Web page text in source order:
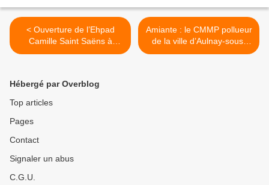
< Ouverture de l’Ehpad
Camille Saint Saëns à
Aulnay-sous-Bois
Amiante : le CMMP pollueur
de la ville d’Aulnay-sous-
Bois va-t-il enfin payer ? >
Hébergé par Overblog
Top articles
Pages
Contact
Signaler un abus
C.G.U.